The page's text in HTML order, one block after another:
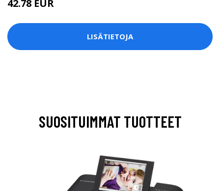
42.78 EUR
LISÄTIETOJA
SUOSITUIMMAT TUOTTEET